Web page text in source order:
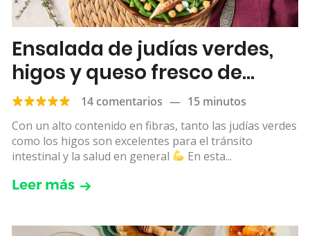
Ensalada de judías verdes,
higos y queso fresco de
cabra
14 comentarios — 15 minutos
Con un alto contenido en fibras, tanto las judías verdes
como los higos son excelentes para el tránsito
intestinal y la salud en general
En esta...
Leer más